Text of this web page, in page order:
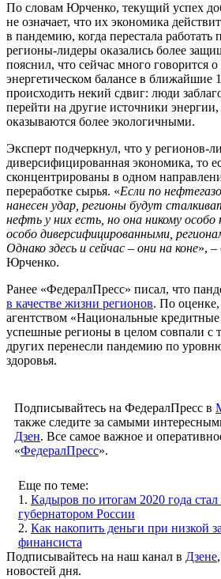
По словам Юрченко, текущий успех
не означает, что их экономика
в пандемию, когда перестала работать
регионы-лидеры оказались более
пояснил, что сейчас много говорится
энергетическом балансе в ближайшие
происходить некий сдвиг: люди
перейти на другие источники
оказываются более экологичными.
Эксперт подчеркнул, что у регионов-
диверсифицированная экономика, то
сконцентрированы в одном
переработке сырья. «Если по
нанесен удар, регионы будут
нефть у них есть, но она никому
особо диверсифицированными,
Однако здесь и сейчас – они на коне», –
Юрченко.
Ранее «ФедералПресс» писал, что
в качестве жизни регионов. По
агентством «Национальные
успешные регионы в целом совпали с
других перенесли пандемию по
здоровья.
Подписывайтесь на ФедералПресс в
также следите за самыми
Дзен. Все самое важное и
«ФедералПресс».
Еще по теме:
1. Кадыров по итогам 2020 года
губернатором России
2. Как накопить деньги при низкой
финансиста
Подписывайтесь на наш канал в Дзене
новостей дня.